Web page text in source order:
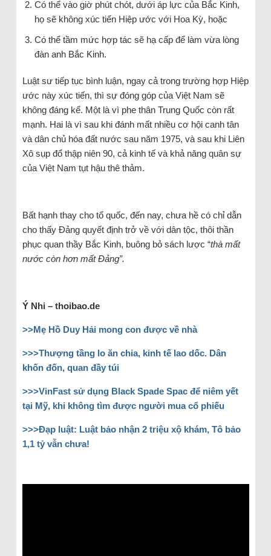
Có thể vào giờ phút chót, dưới áp lực của Bắc Kinh,
họ sẽ không xúc tiến Hiệp ước với Hoa Kỳ, hoặc
Có thể tầm mức hợp tác sẽ hạ cấp để làm vừa lòng
đàn anh Bắc Kinh.
Luật sư tiếp tục bình luận, ngay cả trong trường hợp Hiệp
ước này xúc tiến, thì sự đóng góp của Việt Nam sẽ
không đáng kể. Một là vì phe thân Trung Quốc còn rất
mạnh. Hai là vì sau khi đánh mất nhiều cơ hội canh tân
và dân chủ hóa đất nước sau năm 1975, và sau khi Liên
Xô sụp đổ thập niên 90, cả kinh tế và khả năng quân sự
của Việt Nam tụt hậu thê thảm.
Bất hạnh thay cho tổ quốc, đến nay, chưa hề có chỉ dẫn
cho thấy Đảng quyết định trở về với dân tộc, thôi thần
phục quan thầy Bắc Kinh, buông bỏ sách lược “thà mất
nước còn hơn mất Đảng”.
Ý Nhi – thoibao.de
>>Mẹ Hồ Duy Hải mong con được về nhà
>>>Thượng tầng lo ăn chia, kinh tế lao dốc. Dân
khốn đốn, quan đầy túi
>>>VinFast sử dụng Black Spade Spac để niêm yết
tại Mỹ, khi không tìm được người mua cổ phiếu
>>>Đạp luật: Luật bảo nhận 2 triệu xộ khám, Tô bảo
1,1 tỷ vẫn chưa!